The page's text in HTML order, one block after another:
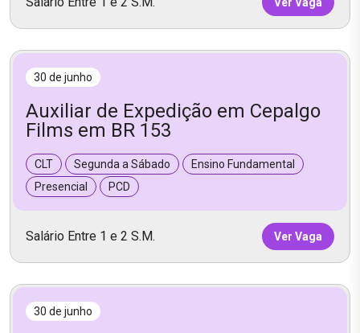
Ver Vaga
30 de junho
Auxiliar de Expedição em Cepalgo
Films em BR 153
CLT Segunda a Sábado
Ensino Fundamental
Presencial
PCD
Salário Entre 1 e 2 S.M. Ver Vaga
30 de junho